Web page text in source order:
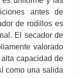
antes de
de rodillos es
El secador de
valorado
capacidad de
como una salida